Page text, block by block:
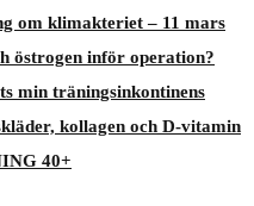
om klimakteriet – 11 mars
östrogen inför operation?
min träningsinkontinens
kollagen och D-vitamin
40+